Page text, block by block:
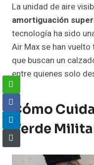
La unidad de aire
amortiguación
tecnología ha sido
Air Max se han
que buscan un
entre quienes solo
Cómo
Verde